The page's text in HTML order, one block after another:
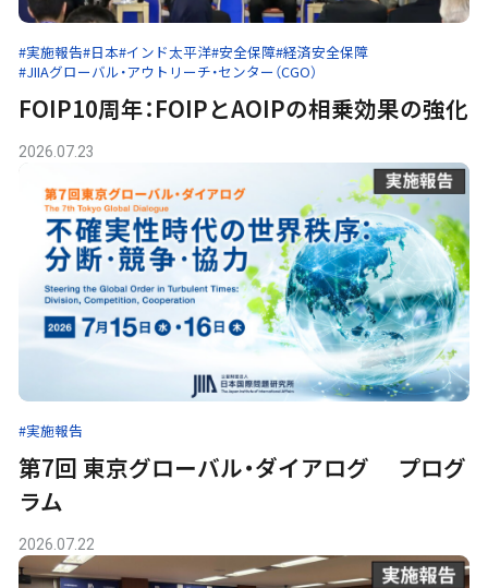
#実施報告#日本#インド太平洋#安全保障#経済安全保障
#JIIAグローバル・アウトリーチ・センター（CGO）
FOIP10周年：FOIPとAOIPの相乗効果の強化
2026.07.23
#実施報告
第7回 東京グローバル・ダイアログ プログ
ラム
2026.07.22